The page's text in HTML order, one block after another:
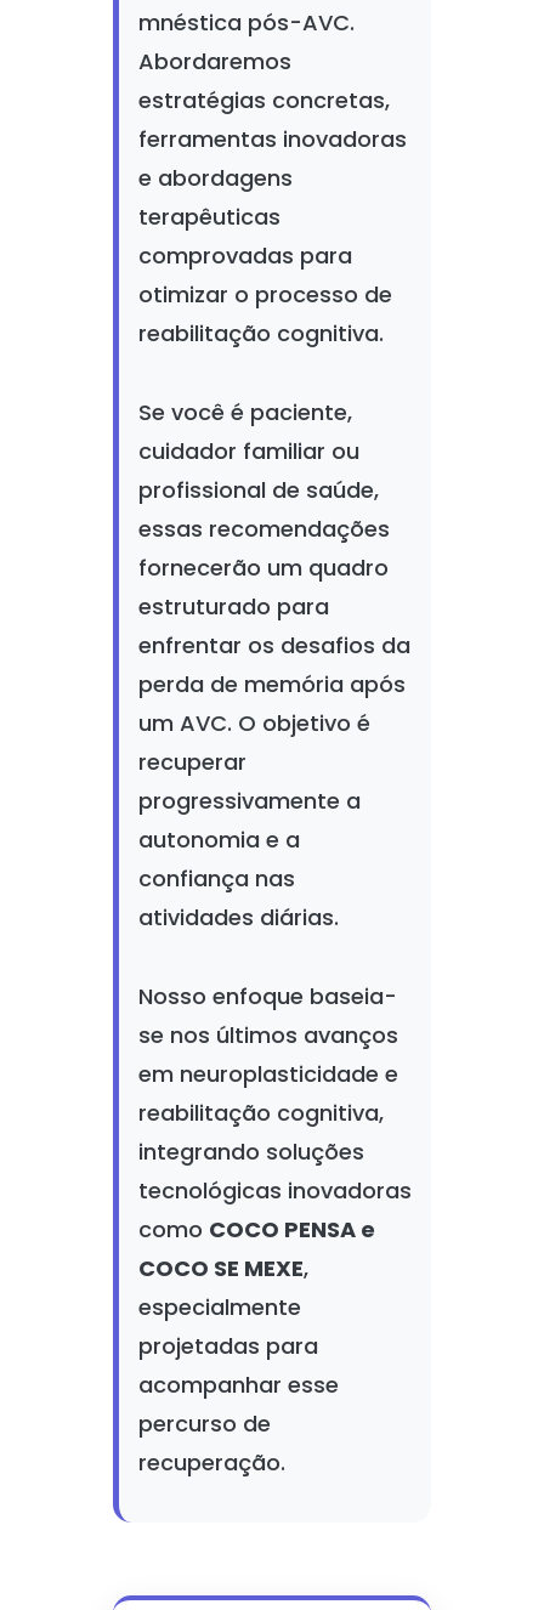
mnéstica pós-AVC.
Abordaremos
estratégias concretas,
ferramentas inovadoras
e abordagens
terapêuticas
comprovadas para
otimizar o processo de
reabilitação cognitiva.
Se você é paciente,
cuidador familiar ou
profissional de saúde,
essas recomendações
fornecerão um quadro
estruturado para
enfrentar os desafios da
perda de memória após
um AVC. O objetivo é
recuperar
progressivamente a
autonomia e a
confiança nas
atividades diárias.
Nosso enfoque baseia-
se nos últimos avanços
em neuroplasticidade e
reabilitação cognitiva,
integrando soluções
tecnológicas inovadoras
como COCO PENSA e
COCO SE MEXE,
especialmente
projetadas para
acompanhar esse
percurso de
recuperação.